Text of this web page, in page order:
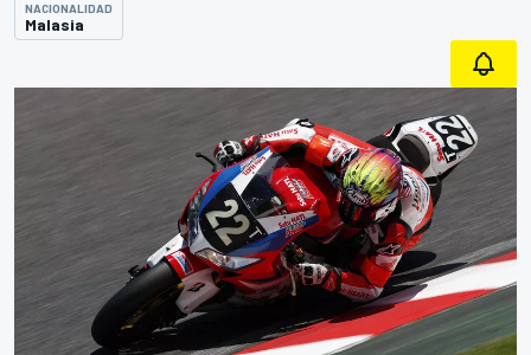
NACIONALIDAD
Malasia